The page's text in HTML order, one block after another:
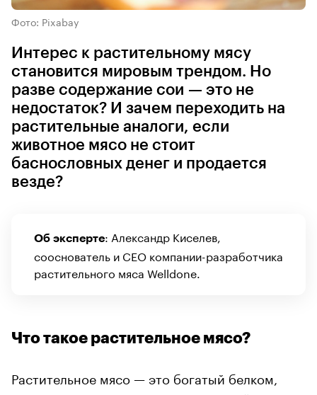
Фото: Pixabay
Интерес к растительному мясу
становится мировым трендом. Но
разве содержание сои — это не
недостаток? И зачем переходить на
растительные аналоги, если
животное мясо не стоит
баснословных денег и продается
везде?
Об эксперте: Александр Киселев,
сооснователь и CEO компании-разработчика
растительного мяса Welldone.
Что такое растительное мясо?
Растительное мясо — это богатый белком,